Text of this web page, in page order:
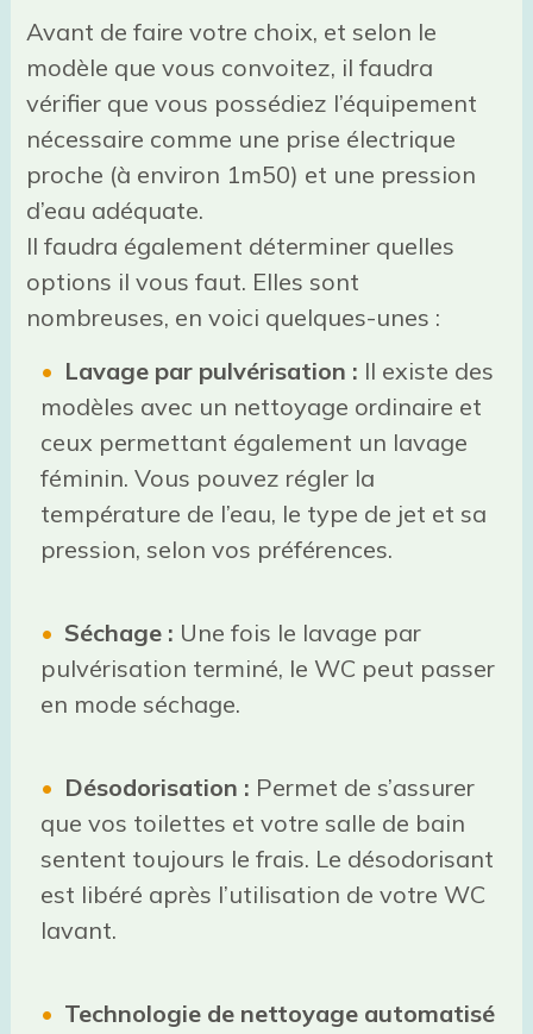
Avant de faire votre choix, et selon le
modèle que vous convoitez, il faudra
vérifier que vous possédiez l’équipement
nécessaire comme une prise électrique
proche (à environ 1m50) et une pression
d’eau adéquate.
Il faudra également déterminer quelles
options il vous faut. Elles sont
nombreuses, en voici quelques-unes :
Lavage par pulvérisation : Il existe des
modèles avec un nettoyage ordinaire et
ceux permettant également un lavage
féminin. Vous pouvez régler la
température de l’eau, le type de jet et sa
pression, selon vos préférences.
Séchage : Une fois le lavage par
pulvérisation terminé, le WC peut passer
en mode séchage.
Désodorisation : Permet de s’assurer
que vos toilettes et votre salle de bain
sentent toujours le frais. Le désodorisant
est libéré après l’utilisation de votre WC
lavant.
Technologie de nettoyage automatisé